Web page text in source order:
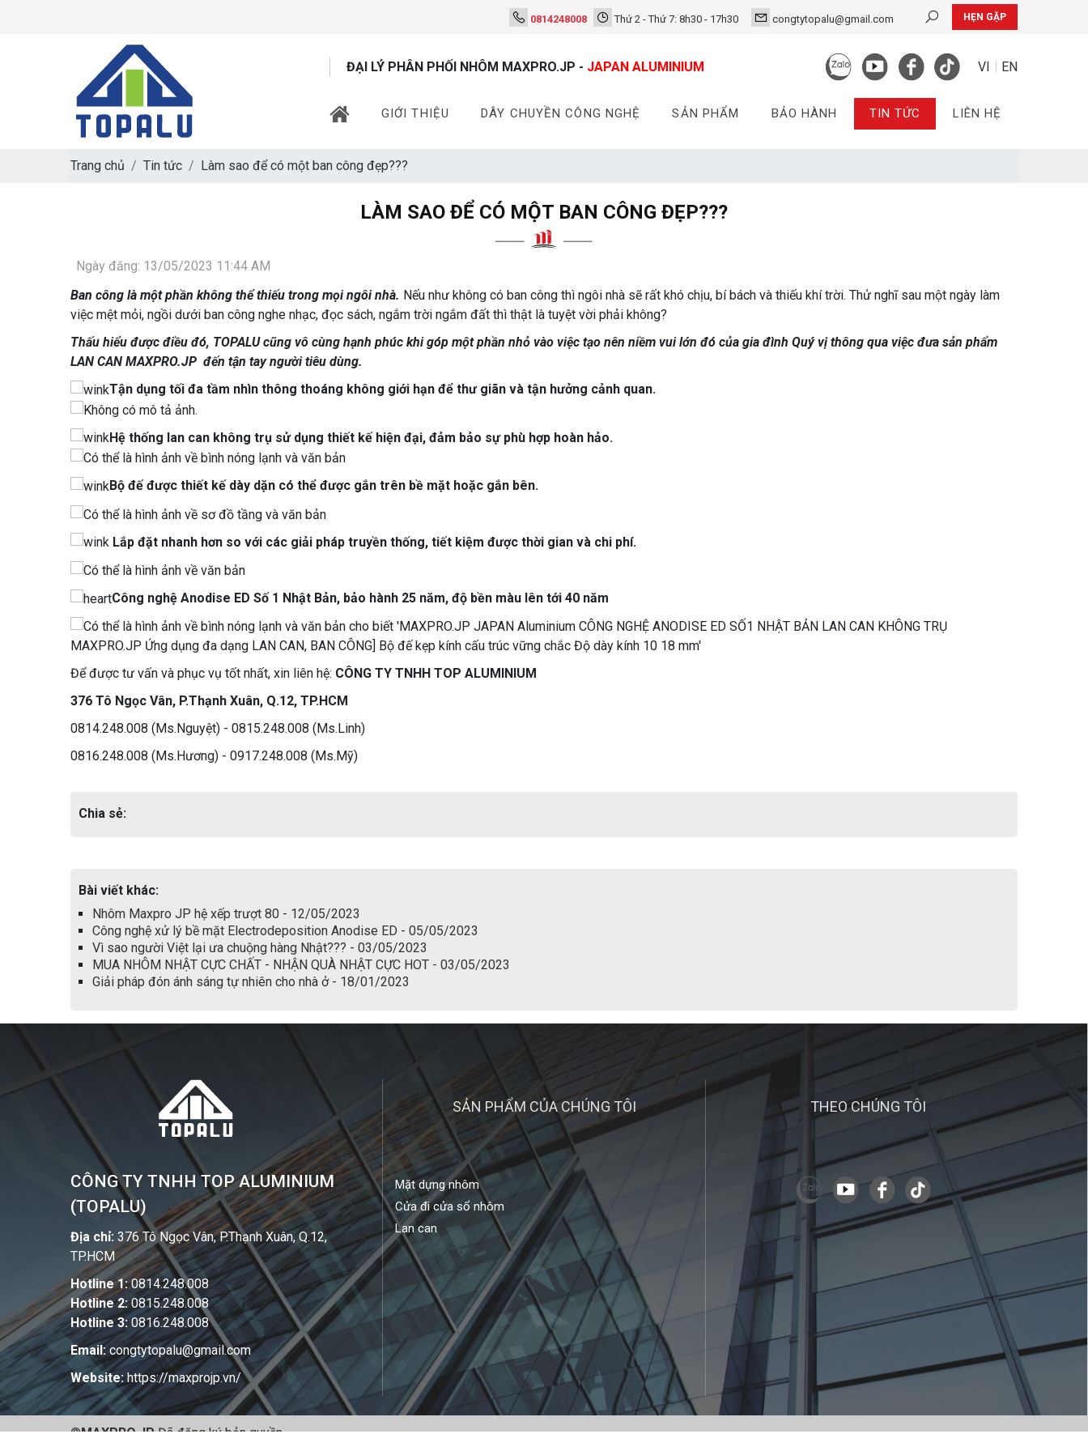
0814248008 Thứ 2 - Thứ 7: 8h30 - 17h30 congtytopalu@gmail.com HẸN GẶP
ĐẠI LÝ PHÂN PHỐI NHÔM MAXPRO.JP - JAPAN ALUMINIUM VI EN
GIỚI THIỆU DÂY CHUYỀN CÔNG NGHỆ SẢN PHẨM BẢO HÀNH TIN TỨC LIÊN HỆ
Trang chủ Tin tức Làm sao để có một ban công đẹp???
LÀM SAO ĐỂ CÓ MỘT BAN CÔNG ĐẸP???
Ngày đăng: 13/05/2023 11:44 AM
Ban công là một phần không thể thiếu trong mọi ngôi nhà. Nếu như không có ban công thì ngôi nhà sẽ rất khó chịu, bí bách và thiếu khí trời. Thử nghĩ sau một ngày làm
việc mệt mỏi, ngồi dưới ban công nghe nhạc, đọc sách, ngắm trời ngắm đất thì thật là tuyệt vời phải không?
Thấu hiểu được điều đó, TOPALU cũng vô cùng hạnh phúc khi góp một phần nhỏ vào việc tạo nên niềm vui lớn đó của gia đình Quý vị thông qua việc đưa sản phẩm
LAN CAN MAXPRO.JP đến tận tay người tiêu dùng.
Tận dụng tối đa tầm nhìn thông thoáng không giới hạn để thư giãn và tận hưởng cảnh quan.
Hệ thống lan can không trụ sử dụng thiết kế hiện đại, đảm bảo sự phù hợp hoàn hảo.
Bộ đế được thiết kế dày dặn có thể được gắn trên bề mặt hoặc gắn bên.
Lắp đặt nhanh hơn so với các giải pháp truyền thống, tiết kiệm được thời gian và chi phí.
Công nghệ Anodise ED Số 1 Nhật Bản, bảo hành 25 năm, độ bền màu lên tới 40 năm
Để được tư vấn và phục vụ tốt nhất, xin liên hệ: CÔNG TY TNHH TOP ALUMINIUM
376 Tô Ngọc Vân, P.Thạnh Xuân, Q.12, TP.HCM
0814.248.008 (Ms.Nguyệt) - 0815.248.008 (Ms.Linh)
0816.248.008 (Ms.Hương) - 0917.248.008 (Ms.Mỹ)
Chia sẻ:
Bài viết khác:
Nhôm Maxpro JP hệ xếp trượt 80 - 12/05/2023
Công nghệ xử lý bề mặt Electrodeposition Anodise ED - 05/05/2023
Vì sao người Việt lại ưa chuộng hàng Nhật??? - 03/05/2023
MUA NHÔM NHẬT CỰC CHẤT - NHẬN QUÀ NHẬT CỰC HOT - 03/05/2023
Giải pháp đón ánh sáng tự nhiên cho nhà ở - 18/01/2023
CÔNG TY TNHH TOP ALUMINIUM
(TOPALU)
Địa chỉ: 376 Tô Ngọc Vân, P.Thạnh Xuân, Q.12,
TP.HCM
Hotline 1:0814.248.008
Hotline 2:0815.248.008
Hotline 3:0816.248.008
Email: congtytopalu@gmail.com
Website:https://maxprojp.vn/
SẢN PHẨM CỦA CHÚNG TÔI
Mặt dựng nhôm
Cửa đi cửa sổ nhôm
Lan can
THEO CHÚNG TÔI
©MAXPRO.JPĐã đăng ký bản quyền